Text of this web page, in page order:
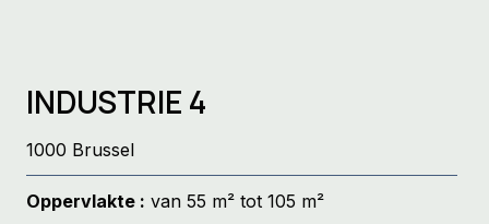
INDUSTRIE 4
1000 Brussel
Oppervlakte : van 55 m² tot 105 m²